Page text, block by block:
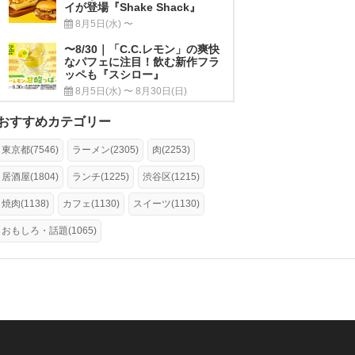
イが登場『Shake Shack』
8月5日(水) 〜
〜8/30｜「C.C.レモン」の爽快
なパフェに注目！飲む新作フラ
ッペも『スシロー』
8月5日(水) 〜 8月30日(日)
すすめカテゴリー
東京都(7546) ラーメン(2305) 肉(2253)
居酒屋(1804) ランチ(1225) 渋谷区(1215)
焼肉(1138) カフェ(1130) スイーツ(1130)
おもしろ・話題(1065)